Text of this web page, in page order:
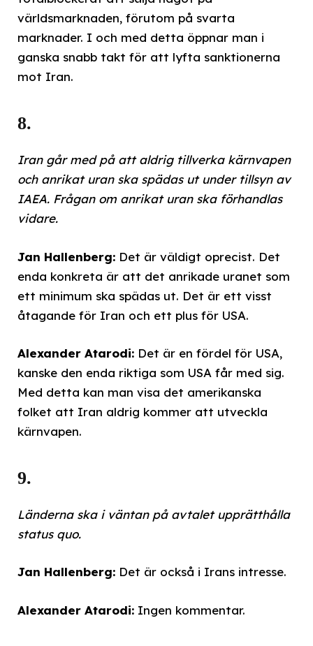
världsmarknaden, förutom på svarta
marknader. I och med detta öppnar man i
ganska snabb takt för att lyfta sanktionerna
mot Iran.
8.
Iran går med på att aldrig tillverka kärnvapen
och anrikat uran ska spädas ut under tillsyn av
IAEA. Frågan om anrikat uran ska förhandlas
vidare.
Jan Hallenberg: Det är väldigt oprecist. Det
enda konkreta är att det anrikade uranet som
ett minimum ska spädas ut. Det är ett visst
åtagande för Iran och ett plus för USA.
Alexander Atarodi: Det är en fördel för USA,
kanske den enda riktiga som USA får med sig.
Med detta kan man visa det amerikanska
folket att Iran aldrig kommer att utveckla
kärnvapen.
9.
Länderna ska i väntan på avtalet upprätthålla
status quo.
Jan Hallenberg: Det är också i Irans intresse.
Alexander Atarodi: Ingen kommentar.